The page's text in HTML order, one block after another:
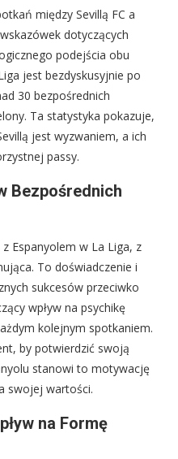
między Sevillą FC a
dotyczących
podejścia obu
jest bezdyskusyjnie po
30 bezpośrednich
Ta statystyka pokazuje,
jest wyzwaniem, a ich
passy.
Bezpośrednich
Espanyolem w La Liga, z
To doświadczenie i
sukcesów przeciwko
wpływ na psychikę
kolejnym spotkaniem.
by potwierdzić swoją
stanowi to motywację
swojej wartości.
na Formę